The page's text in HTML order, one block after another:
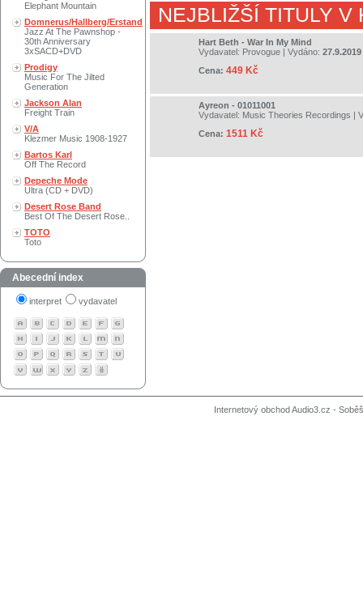
Elephant Mountain
Domnerus/Hallberg/Erstand
Jazz At The Pawnshop -
30th Anniversary
3xSACD+DVD
Prodigy
Music For The Jilted
Generation
Jackson Alan
Freight Train
V/A
Klezmer Music 1908-1927
Bartos Karl
Off The Record
Depeche Mode
Ultra (CD + DVD)
Desert Rose Band
Best Of The Desert Rose..
TOTO
Toto
Abecední index
interpret vydavatel
NEJBLIŽŠÍ TITULY V
Hart Beth - War In My Mind
Vydavatel: Provogue | Vydáno: 27.9.2019
Cena: 449 Kč
Ayreon - 01011001
Vydavatel: Music Theories Recordings |
Cena: 1511 Kč
Internetový obchod Audio3.cz -